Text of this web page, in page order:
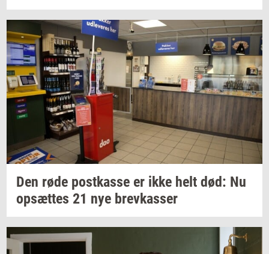
Den røde po­st­kas­se er ikke helt død: Nu
op­sæt­tes 21 nye brev­kas­ser